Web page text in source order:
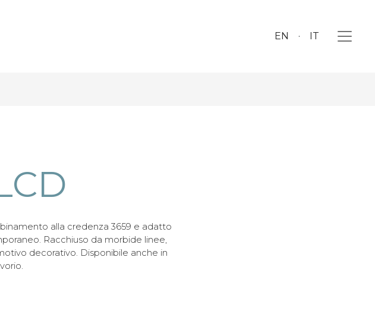
EN IT
alla credenza 3659 e adatto
Racchiuso da morbide linee,
decorativo. Disponibile anche in